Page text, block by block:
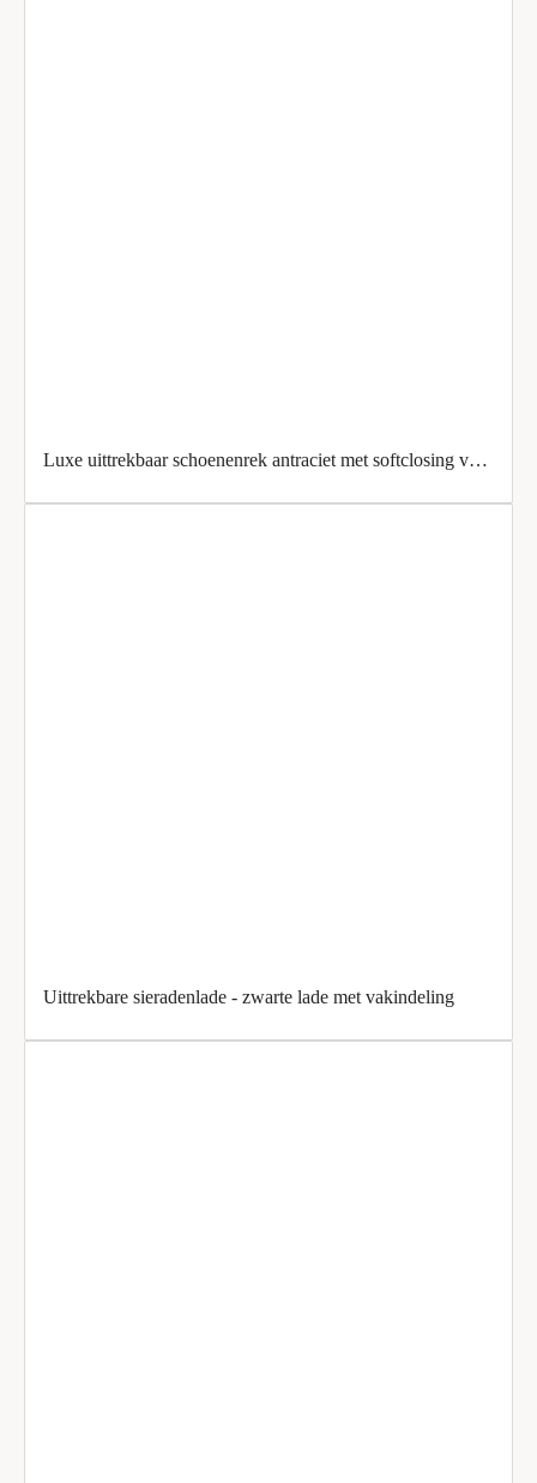
Luxe uittrekbaar schoenenrek antraciet met softclosing voor alle soorten schoenen
Uittrekbare sieradenlade - zwarte lade met vakindeling